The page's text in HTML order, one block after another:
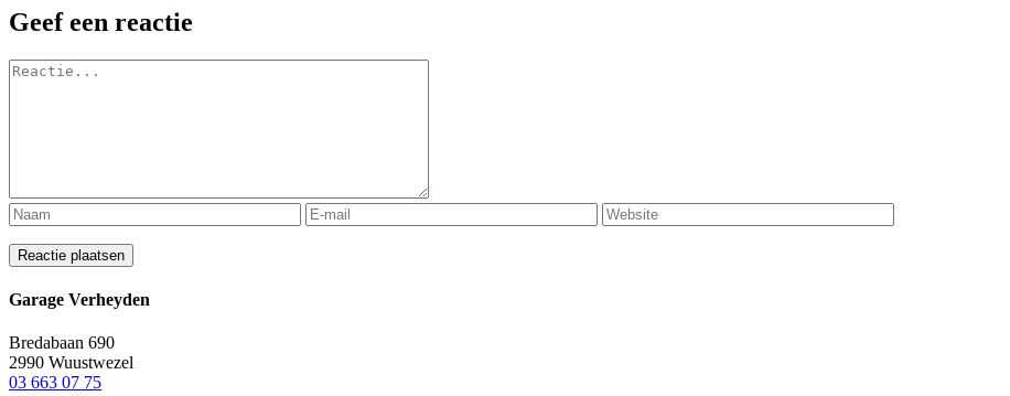
Geef een reactie
Reactie
Garage Verheyden
Bredabaan 690
2990 Wuustwezel
03 663 07 75